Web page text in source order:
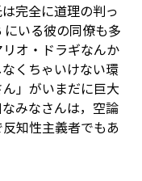
完全に道理の判っ
いる彼の同僚も多
オ・ドラギなんか
くちゃいけない環
」がいまだに巨大
みなさんは，空論
知性主義者でもあ